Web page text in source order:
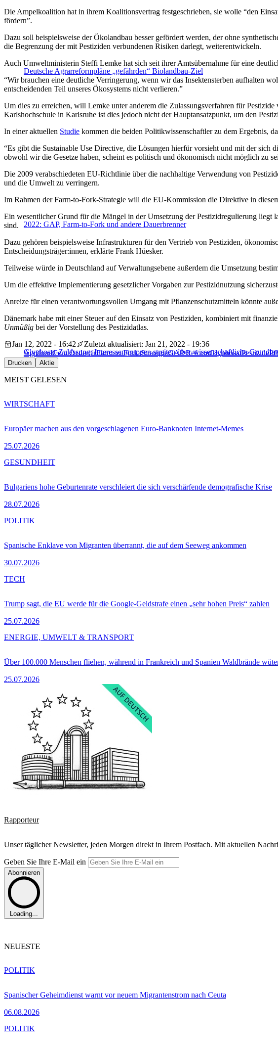
Die Ampelkoalition hat in ihrem Koalitionsvertrag festgeschrieben, sie wolle “den
fördern”.
Dazu soll beispielsweise der Ökolandbau besser gefördert werden, der ohne
die Begrenzung der mit Pestiziden verbundenen Risiken darlegt, weiterentwickeln.
Deutsche Agrarreformpläne „gefährden“ Biolandbau-Ziel
Auch Umweltministerin Steffi Lemke hat sich seit ihrer Amtsübernahme für eine
“Wir brauchen eine deutliche Verringerung, wenn wir das Insektensterben aufhalten
entscheidenden Teil unseres Ökosystems nicht verlieren.”
Um dies zu erreichen, will Lemke unter anderem die Zulassungsverfahren für
Karlshochschule in Karlsruhe ist dies jedoch nicht der Hauptansatzpunkt, um den
In einer aktuellen Studie kommen die beiden Politikwissenschaftler zu dem Ergebnis,
“Es gibt die Sustainable Use Directive, die Lösungen hierfür vorsieht und mit der
obwohl wir die Gesetze haben, scheint es politisch und ökonomisch nicht möglich zu
Die 2009 verabschiedeten EU-Richtlinie über die nachhaltige Verwendung von
und die Umwelt zu verringern.
Im Rahmen der Farm-to-Fork-Strategie will die EU-Kommission die Direktive in
2022: GAP, Farm-to-Fork und andere Dauerbrenner
Ein wesentlicher Grund für die Mängel in der Umsetzung der Pestizidregulierung liegt
sind.
Dazu gehören beispielsweise Infrastrukturen für den Vertrieb von Pestiziden,
Entscheidungsträger:innen, erklärte Frank Hüesker.
Teilweise würde in Deutschland auf Verwaltungsebene außerdem die Umsetzung
Um die effektive Implementierung gesetzlicher Vorgaben zur Pestizidnutzung
Anreize für einen verantwortungsvollen Umgang mit Pflanzenschutzmitteln könnte
Dänemark habe mit einer Steuer auf den Einsatz von Pestiziden, kombiniert mit
Unmüßig bei der Vorstellung des Pestizidatlas.
Glyphosat-Zulassung: Interessengruppen streiten über wissenschaftliche
Jan 12, 2022 - 16:42
Zuletzt aktualisiert: Jan 21, 2022 - 19:36
AgrifoodCem ÖzdemirFarm-to-Fork-StrategieGAP ReformGlyphosatPestizide
Drucken Aktie
MEIST GELESEN
Europäer machen aus den vorgeschlagenen Euro-Banknoten Internet-Memes
25.07.2026
WIRTSCHAFT
Bulgariens hohe Geburtenrate verschleiert die sich verschärfende demografische Krise
28.07.2026
GESUNDHEIT
Spanische Enklave von Migranten überrannt, die auf dem Seeweg ankommen
30.07.2026
POLITIK
Trump sagt, die EU werde für die Google-Geldstrafe einen „sehr hohen Preis“ zahlen
25.07.2026
TECH
Über 100.000 Menschen fliehen, während in Frankreich und Spanien Waldbrände
25.07.2026
ENERGIE, UMWELT & TRANSPORT
Rapporteur
Unser täglicher Newsletter, jeden Morgen direkt in Ihrem Postfach. Mit aktuellen
Geben Sie Ihre E-Mail ein
Abonnieren
Loading...
NEUESTE
Spanischer Geheimdienst warnt vor neuem Migrantenstrom nach Ceuta
06.08.2026
POLITIK
POLITIK